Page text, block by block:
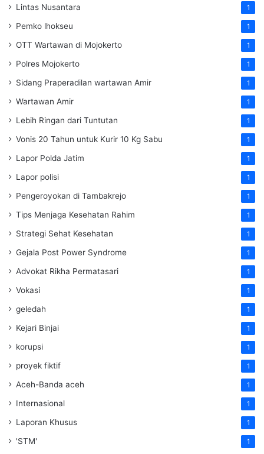
Lintas Nusantara 1
Pemko lhokseu 1
OTT Wartawan di Mojokerto 1
Polres Mojokerto 1
Sidang Praperadilan wartawan Amir 1
Wartawan Amir 1
Lebih Ringan dari Tuntutan 1
Vonis 20 Tahun untuk Kurir 10 Kg Sabu 1
Lapor Polda Jatim 1
Lapor polisi 1
Pengeroyokan di Tambakrejo 1
Tips Menjaga Kesehatan Rahim 1
Strategi Sehat Kesehatan 1
Gejala Post Power Syndrome 1
Advokat Rikha Permatasari 1
Vokasi 1
geledah 1
Kejari Binjai 1
korupsi 1
proyek fiktif 1
Aceh-Banda aceh 1
Internasional 1
Laporan Khusus 1
'STM' 1